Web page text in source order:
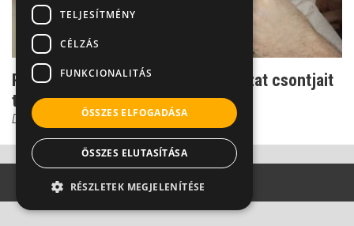
Rombolás az anyaméhben - a magzat csontjait
tönkretevő vírus
Dr. Czeizel Endre
TELJESÍTMÉNY
CÉLZÁS
FUNKCIONALITÁS
ÖSSZES ELFOGADÁSA
ÖSSZES ELUTASÍTÁSA
RÉSZLETEK MEGJELENÍTÉSE